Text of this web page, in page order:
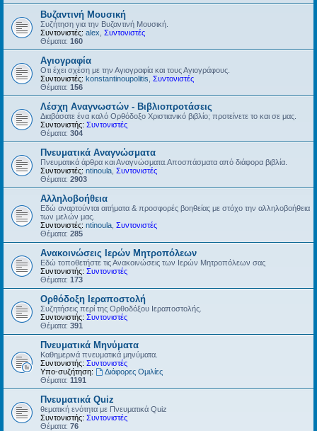
Βυζαντινή Μουσική
Συζήτηση για την Βυζαντινή Μουσική.
Συντονιστές: alex Συντονιστές
Θέματα: 160
Αγιογραφία
Οτι έχει σχέση με την Αγιογραφία και τους Αγιογράφους.
Συντονιστές: konstantinoupolitis Συντονιστές
Θέματα: 156
Λέσχη Αναγνωστών - Βιβλιοπροτάσεις
Διαβάσατε ένα καλό Ορθόδοξο Χριστιανικό βιβλίο; προτείνετε το και σε μας.
Συντονιστής: Συντονιστές
Θέματα: 304
Πνευματικά Αναγνώσματα
Πνευματικά άρθρα και Αναγνώσματα.Αποσπάσματα από διάφορα βιβλία.
Συντονιστές: ntinoula Συντονιστές
Θέματα: 2903
Αλληλοβοήθεια
Εδώ αναρτούνται αιτήματα & προσφορές βοηθείας με στόχο την αλληλοβοήθεια
των μελών μας.
Συντονιστές: ntinoula Συντονιστές
Θέματα: 285
Ανακοινώσεις Ιερών Μητροπόλεων
Εδώ τοποθετήστε τις Ανακοινώσεις των Ιερών Μητροπόλεων σας
Συντονιστής: Συντονιστές
Θέματα: 173
Ορθόδοξη Ιεραποστολή
Συζητήσεις περί της Ορθοδόξου Ιεραποστολής.
Συντονιστής: Συντονιστές
Θέματα: 391
Πνευματικά Μηνύματα
Καθημερινά πνευματικά μηνύματα.
Συντονιστής: Συντονιστές
Υπο-συζήτηση:
Διάφορες Ομιλίες
Θέματα: 1191
Πνευματικά Quiz
θεματική ενότητα με Πνευματικά Quiz
Συντονιστής: Συντονιστές
Θέματα: 76